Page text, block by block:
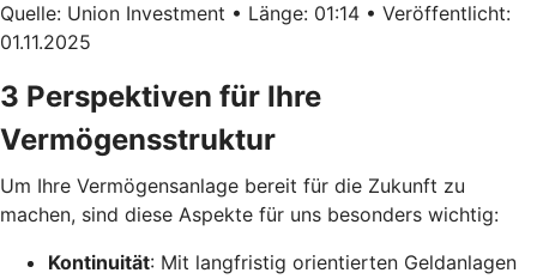
Quelle: Union Investment • Länge: 01:14 • Veröffentlicht:
01.11.2025
3 Perspektiven für Ihre
Vermögensstruktur
Um Ihre Vermögensanlage bereit für die Zukunft zu
machen, sind diese Aspekte für uns besonders wichtig:
Kontinuität: Mit langfristig orientierten Geldanlagen